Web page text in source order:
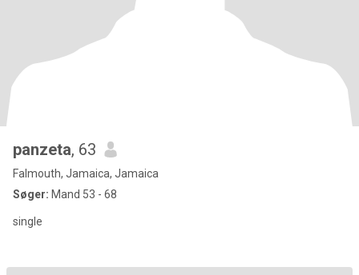
panzeta, 63
Falmouth, Jamaica, Jamaica
Søger: Mand 53 - 68
single